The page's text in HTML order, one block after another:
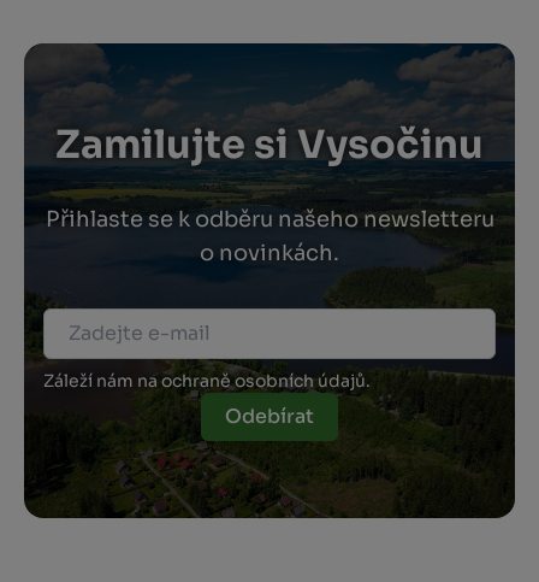
Zamilujte si Vysočinu
Přihlaste se k odběru našeho newsletteru
o novinkách.
Záleží nám na ochraně osobních údajů.
Odebírat